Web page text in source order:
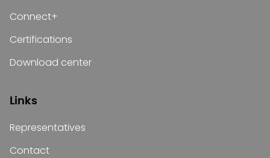
Connect+
Certifications
Download center
Links
Representatives
Contact